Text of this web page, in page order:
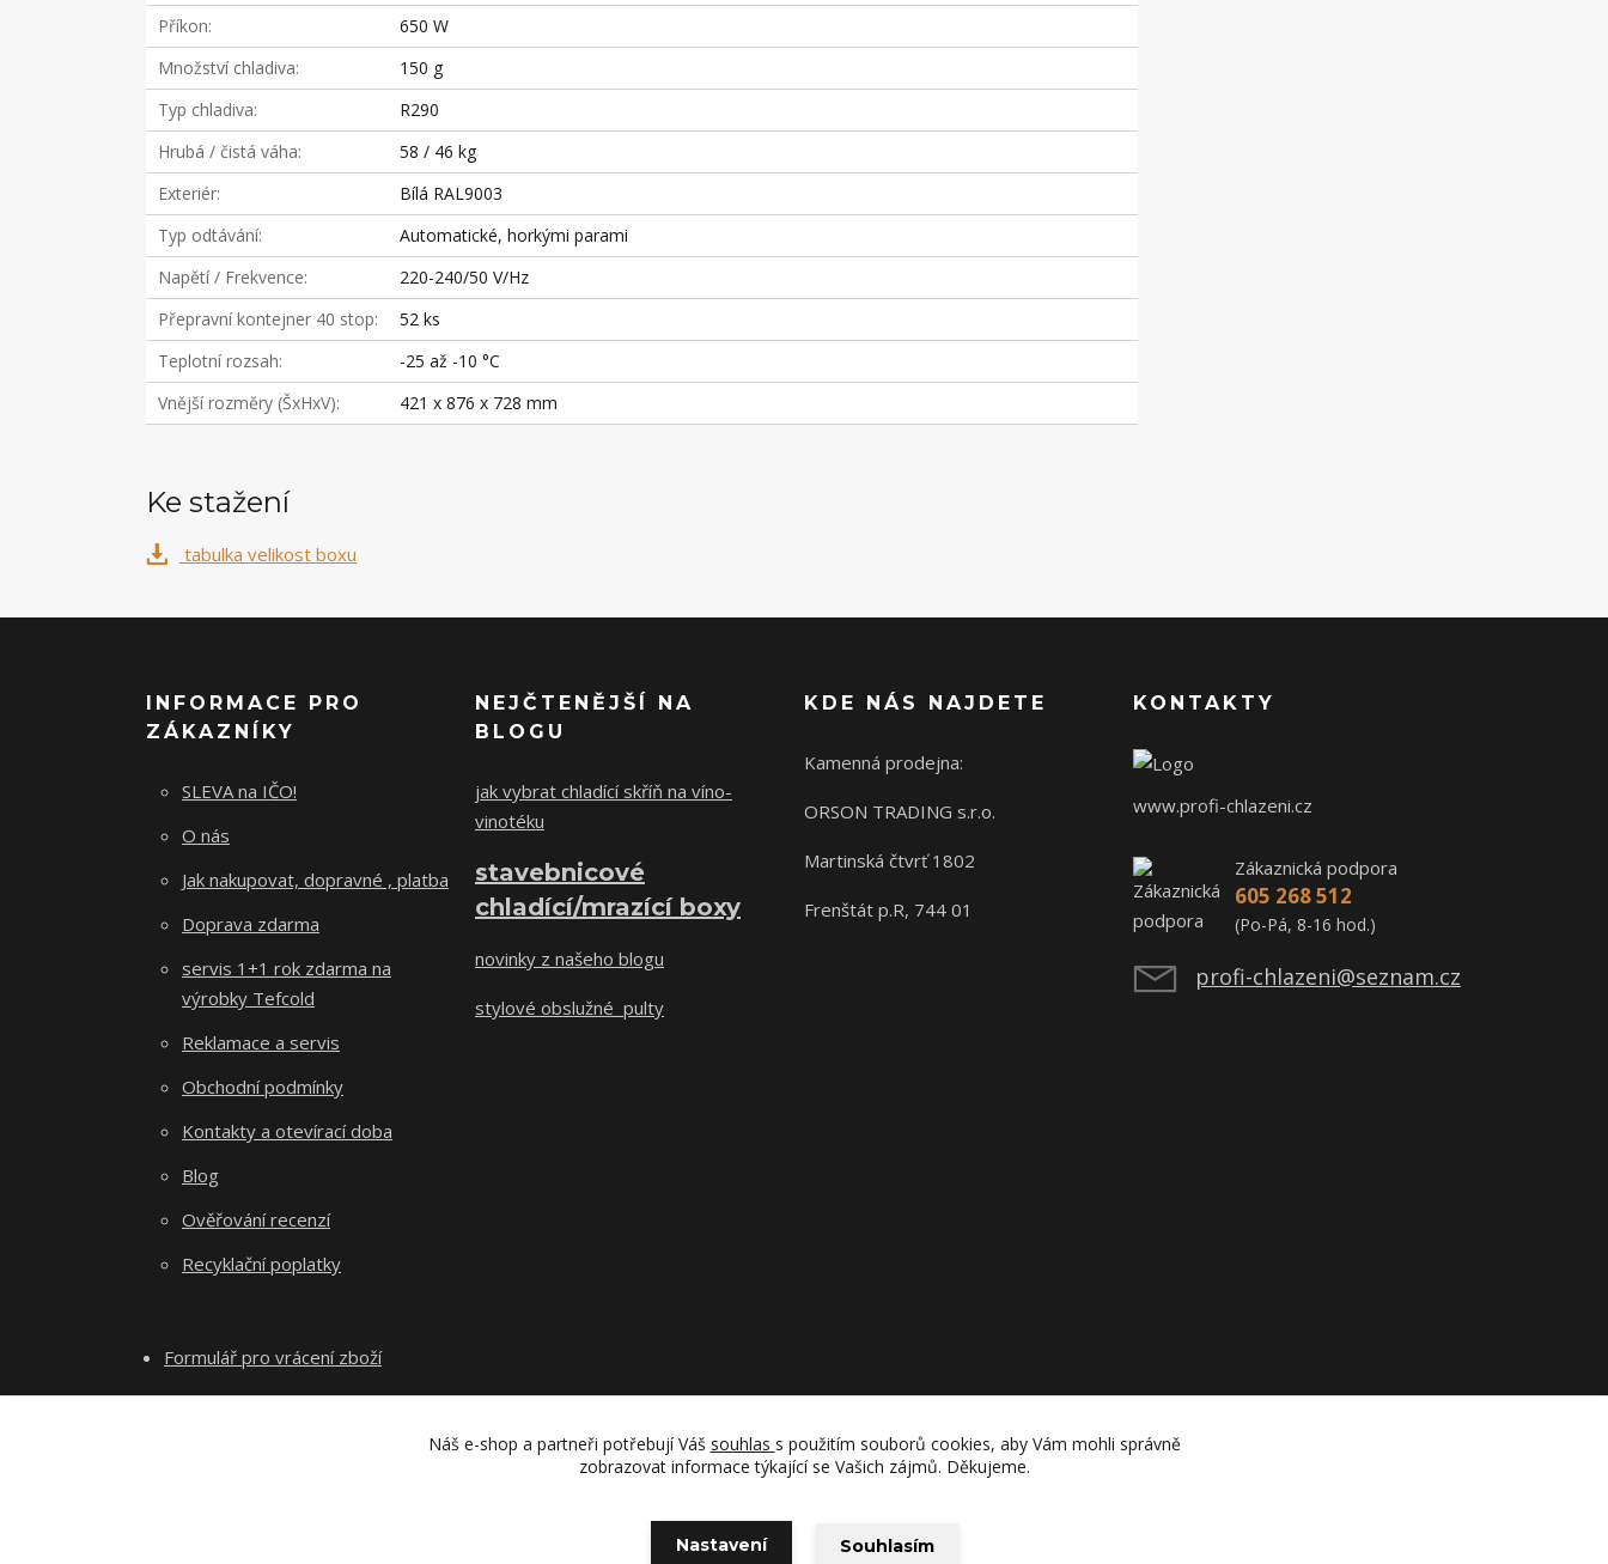
Příkon
650 W
Množství chladiva
150 g
Typ chladiva
R290
Hrubá / čistá váha
58 / 46 kg
Exteriér
Bílá RAL9003
Typ odtávání
Automatické, horkými parami
Napětí / Frekvence
220-240/50 V/Hz
Přepravní kontejner 40 stop
52 ks
Teplotní rozsah
-25 až -10 °C
Vnější rozměry (ŠxHxV)
421 x 876 x 728 mm
Ke stažení
tabulka velikost boxu
INFORMACE PRO
ZÁKAZNÍKY
SLEVA na IČO!
O nás
Jak nakupovat, dopravné , platba
Doprava zdarma
servis 1+1 rok zdarma na
výrobky Tefcold
Reklamace a servis
Obchodní podmínky
Kontakty a otevírací doba
Blog
Ověřování recenzí
Recyklační poplatky
Formulář pro vrácení zboží
NEJČTENĚJŠÍ NA
BLOGU
jak vybrat chladící skříň na víno-
vinotéku
stavebnicové
chladící/mrazící boxy
novinky z našeho blogu
stylové obslužné pulty
KDE NÁS NAJDETE
Kamenná prodejna:
ORSON TRADING s.r.o.
Martinská čtvrť 1802
Frenštát p.R, 744 01
KONTAKTY
www.profi-chlazeni.cz
Zákaznická podpora
605 268 512
(Po-Pá, 8-16 hod.)
profi-chlazeni@seznam.cz
Náš e-shop a partneři potřebují Váš souhlas s použitím souborů cookies, aby Vám mohli správně
zobrazovat informace týkající se Vašich zájmů. Děkujeme.
Nastavení Souhlasím